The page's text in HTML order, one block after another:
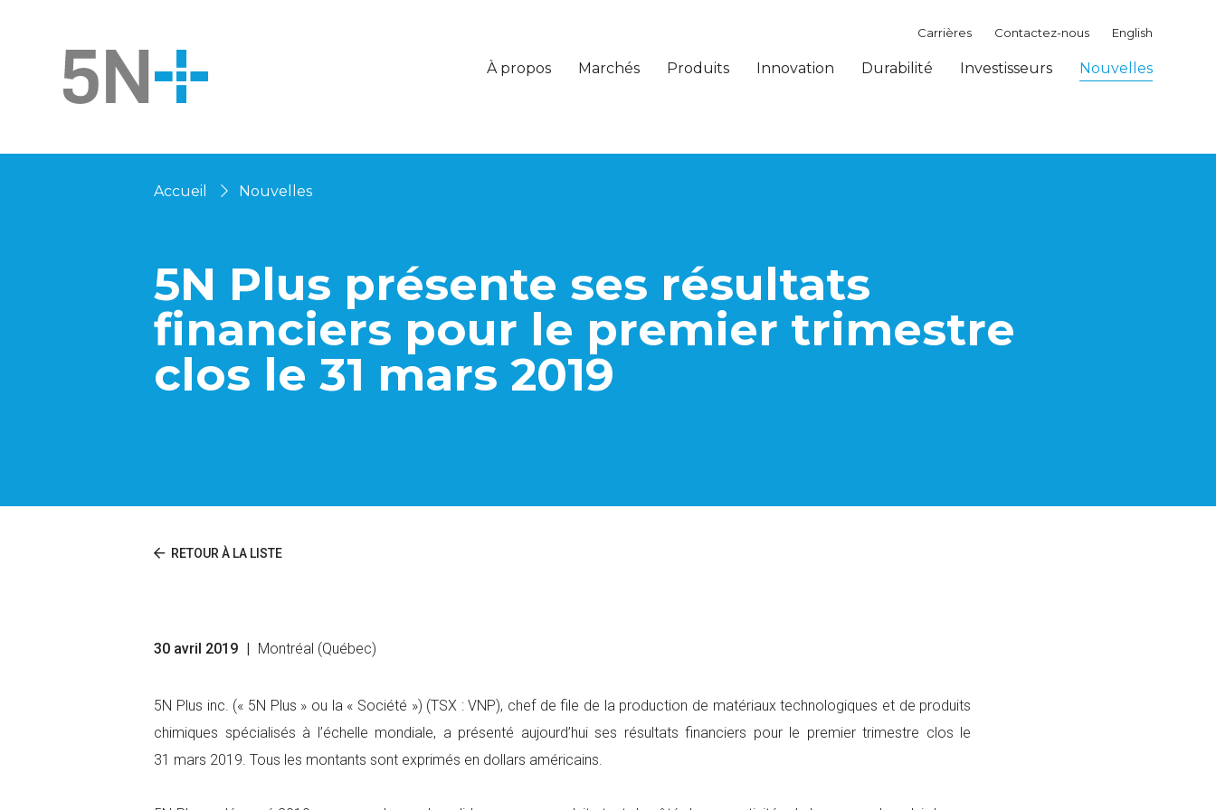
Carrières Contactez-nous English
À propos Marchés Produits Innovation Durabilité Investisseurs Nouvelles
Accueil Nouvelles
5N Plus présente ses résultats
financiers pour le premier trimestre
clos le 31 mars 2019
RETOUR À LA LISTE
30 avril 2019 | Montréal (Québec)
5N Plus inc. (« 5N Plus » ou la « Société ») (TSX : VNP), chef de file de la production de matériaux technologiques et de produits
chimiques spécialisés à l’échelle mondiale, a présenté aujourd’hui ses résultats financiers pour le premier trimestre clos le
31 mars 2019. Tous les montants sont exprimés en dollars américains.